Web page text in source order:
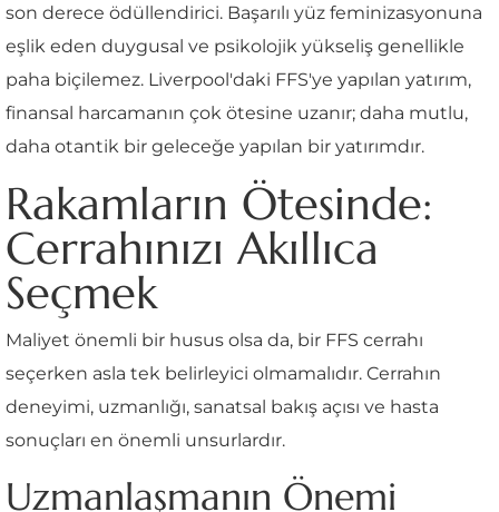
son derece ödüllendirici. Başarılı yüz feminizasyonuna
eşlik eden duygusal ve psikolojik yükseliş genellikle
paha biçilemez. Liverpool'daki FFS'ye yapılan yatırım,
finansal harcamanın çok ötesine uzanır; daha mutlu,
daha otantik bir geleceğe yapılan bir yatırımdır.
Rakamların Ötesinde:
Cerrahınızı Akıllıca
Seçmek
Maliyet önemli bir husus olsa da, bir FFS cerrahı
seçerken asla tek belirleyici olmamalıdır. Cerrahın
deneyimi, uzmanlığı, sanatsal bakış açısı ve hasta
sonuçları en önemli unsurlardır.
Uzmanlaşmanın Önemi